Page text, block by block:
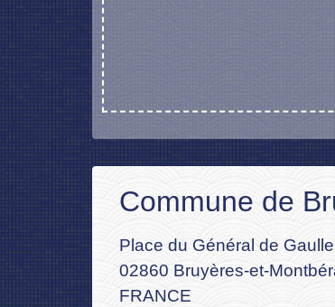
Commune de
Place du Général de Gaulle
02860 Bruyères-et-
FRANCE